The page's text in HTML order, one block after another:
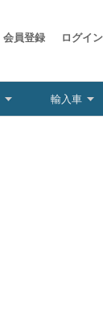
会員登録 ログイン
輸入車